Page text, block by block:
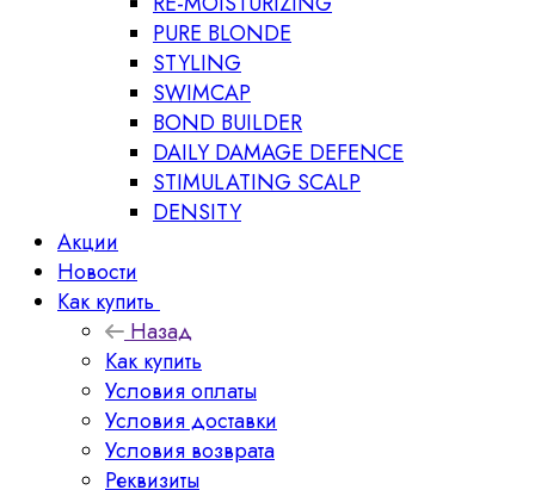
PURE BLONDE
STYLING
SWIMCAP
BOND BUILDER
DAILY DAMAGE DEFENCE
STIMULATING SCALP
DENSITY
Акции
Новости
Как купить
Назад
Как купить
Условия оплаты
Условия доставки
Условия возврата
Реквизиты